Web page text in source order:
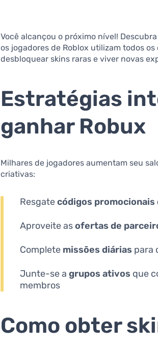
Você alcançou o próximo nível!
os jogadores de Roblox utilizam todos
desbloquear skins raras e viver novas
Estratégias
ganhar Robux
Milhares de jogadores aumentam seu
criativas:
Resgatecódigos promocionais
Aproveite asofertas de
Complete missões diárias para
Junte-se agrupos ativos que
membros
Como obter